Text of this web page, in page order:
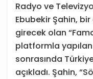
Radyo ve
Ebubekir Şahin,
girecek olan
platformla
sonrasında
açıkladı. Şahin,